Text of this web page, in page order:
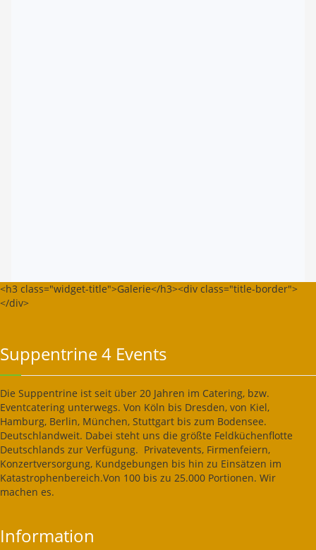
<h3 class="widget-title">Galerie</h3><div class="title-border">
</div>
Suppentrine 4 Events
Die Suppentrine ist seit über 20 Jahren im Catering, bzw.
Eventcatering unterwegs. Von Köln bis Dresden, von Kiel,
Hamburg, Berlin, München, Stuttgart bis zum Bodensee.
Deutschlandweit. Dabei steht uns die größte Feldküchenflotte
Deutschlands zur Verfügung. Privatevents, Firmenfeiern,
Konzertversorgung, Kundgebungen bis hin zu Einsätzen im
Katastrophenbereich.Von 100 bis zu 25.000 Portionen. Wir
machen es.
Information